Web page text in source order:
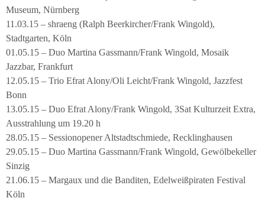
Museum, Nürnberg
11.03.15 – shraeng (Ralph Beerkircher/Frank Wingold),
Stadtgarten, Köln
01.05.15 – Duo Martina Gassmann/Frank Wingold, Mosaik
Jazzbar, Frankfurt
12.05.15 – Trio Efrat Alony/Oli Leicht/Frank Wingold, Jazzfest
Bonn
13.05.15 – Duo Efrat Alony/Frank Wingold, 3Sat Kulturzeit Extra,
Ausstrahlung um 19.20 h
28.05.15 – Sessionopener Altstadtschmiede, Recklinghausen
29.05.15 – Duo Martina Gassmann/Frank Wingold, Gewölbekeller
Sinzig
21.06.15 – Margaux und die Banditen, Edelweißpiraten Festival
Köln